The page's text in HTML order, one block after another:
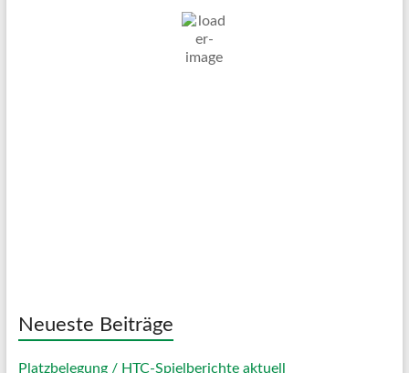
21
Neueste Beiträge
Platzbelegung / HTC-Spielberichte aktuell